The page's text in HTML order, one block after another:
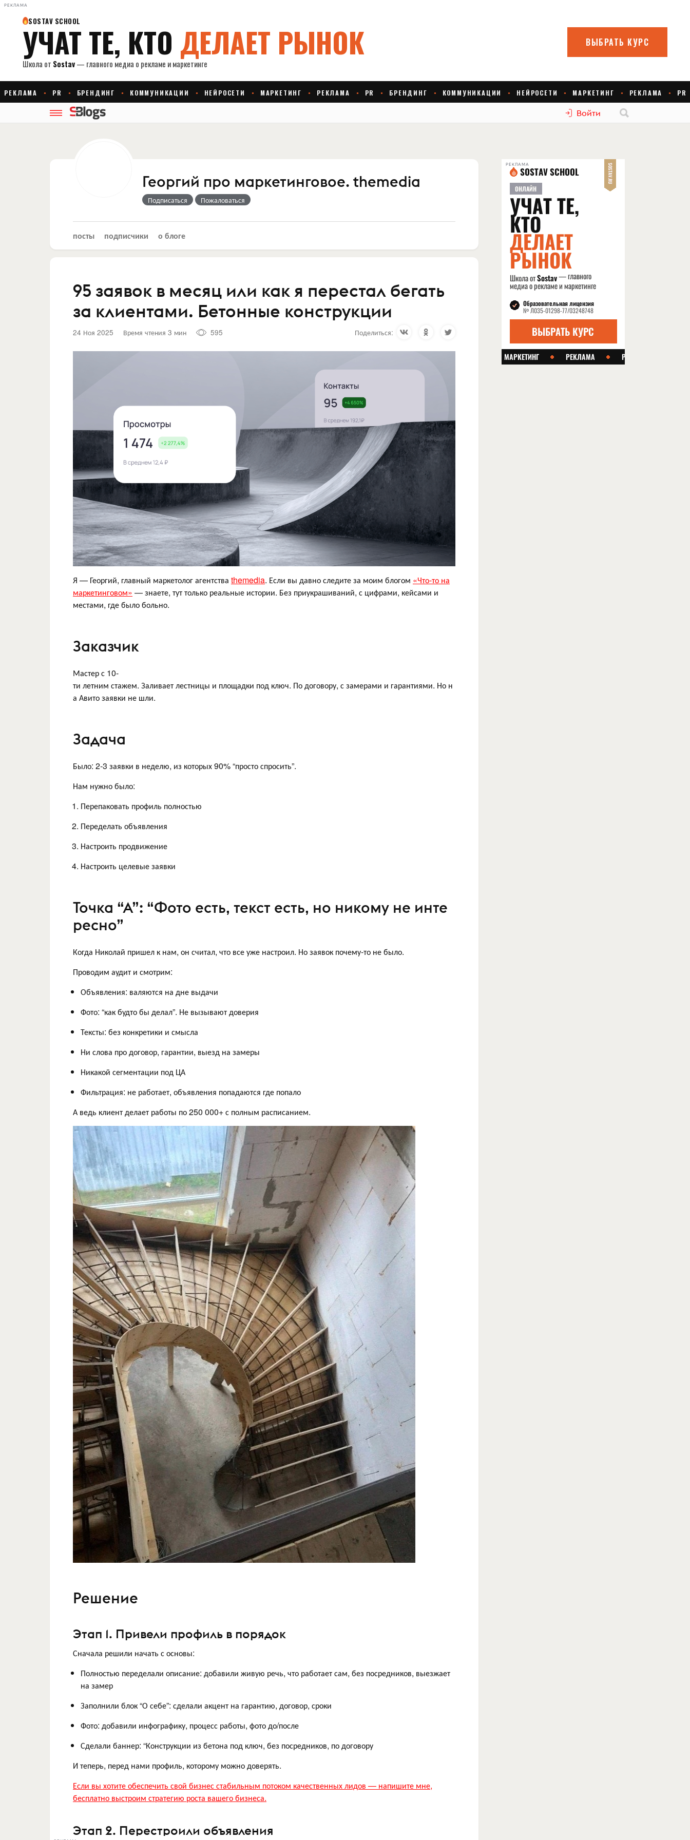
РЕКЛАМА
Войти
Георгий про маркетинговое. themedia
Подписаться Пожаловаться
посты подписчики о блоге
95 заявок в месяц или как я перестал бегать
за клиентами. Бетонные конструкции
24 Ноя 2025 Время чтения 3 мин 595 Поделиться:
Я — Георгий, главный маркетолог агентства themedia. Если вы давно следите за моим блогом «Что-то на
маркетинговом» — знаете, тут только реальные истории. Без приукрашиваний, с цифрами, кейсами и
местами, где было больно.
Заказчик
Мастер с 10-
ти летним стажем. Заливает лестницы и площадки под ключ. По договору, с замерами и гарантиями. Но н
а Авито заявки не шли.
Задача
Было: 2-3 заявки в неделю, из которых 90% “просто спросить”.
Нам нужно было:
Перепаковать профиль полностью
Переделать объявления
Настроить продвижение
Настроить целевые заявки
Точка “А”: “Фото есть, текст есть, но никому не инте
ресно”
Когда Николай пришел к нам, он считал, что все уже настроил. Но заявок почему-то не было.
Проводим аудит и смотрим:
Объявления: валяются на дне выдачи
Фото: “как будто бы делал”. Не вызывают доверия
Тексты: без конкретики и смысла
Ни слова про договор, гарантии, выезд на замеры
Никакой сегментации под ЦА
Фильтрация: не работает, объявления попадаются где попало
А ведь клиент делает работы по 250 000+ с полным расписанием.
Решение
Этап 1. Привели профиль в порядок
Сначала решили начать с основы:
Полностью переделали описание: добавили живую речь, что работает сам, без посредников, выезжает
на замер
Заполнили блок “О себе”: сделали акцент на гарантию, договор, сроки
Фото: добавили инфографику, процесс работы, фото до/после
Сделали баннер: “Конструкции из бетона под ключ, без посредников, по договору
И теперь, перед нами профиль, которому можно доверять.
Если вы хотите обеспечить свой бизнес стабильным потоком качественных лидов — напишите мне,
бесплатно выстроим стратегию роста вашего бизнеса.
Этап 2. Перестроили объявления
РЕКЛАМА